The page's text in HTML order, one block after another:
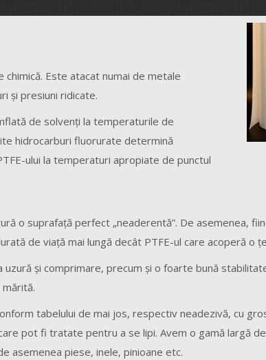
chimică. Este atacat numai de metale
şi presiuni ridicate.
de solvenţi la temperaturile de
hidrocarburi fluorurate determină
ului la temperaturi apropiate de punctul
o suprafaţă perfect „neaderentă”. De asemenea,
de viaţă mai lungă decât PTFE-ul care acoperă o
şi comprimare, precum şi o foarte bună
tabelului de mai jos, respectiv neadezivă, cu
pot fi tratate pentru a se lipi. Avem o gamă largă
asemenea piese, inele, pinioane etc.